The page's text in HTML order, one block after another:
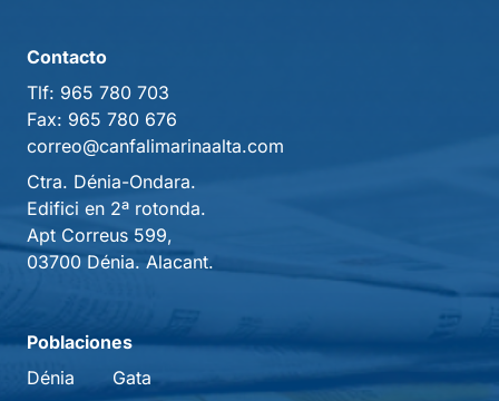
Contacto
Tlf: 965 780 703
Fax: 965 780 676
correo@canfalimarinaalta.com
Ctra. Dénia-Ondara.
Edifici en 2ª rotonda.
Apt Correus 599,
03700 Dénia. Alacant.
Poblaciones
Dénia
Gata